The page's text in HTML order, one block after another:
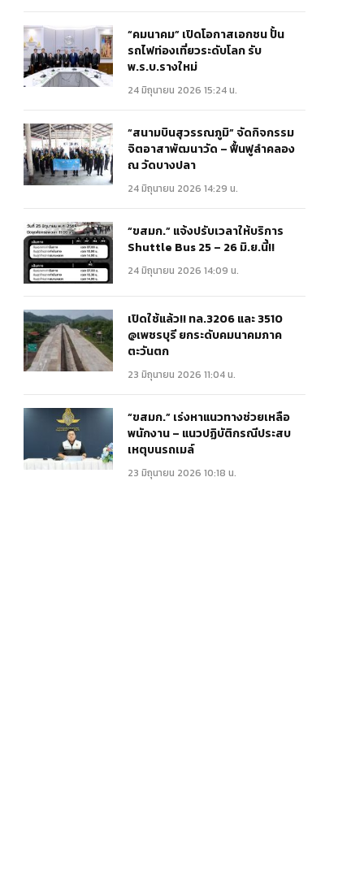
“คมนาคม” เปิดโอกาสเอกชน ปั้น
รถไฟท่องเที่ยวระดับโลก รับ
พ.ร.บ.รางใหม่
24 มิถุนายน 2026 15:24 น.
“สนามบินสุวรรณภูมิ” จัดกิจกรรม
จิตอาสาพัฒนาวัด – ฟื้นฟูลำคลอง
ณ วัดบางปลา
24 มิถุนายน 2026 14:29 น.
“ขสมก.” แจ้งปรับเวลาให้บริการ
Shuttle Bus 25 – 26 มิ.ย.นี้!!
24 มิถุนายน 2026 14:09 น.
เปิดใช้แล้ว!! ทล.3206 และ 3510
@เพชรบุรี ยกระดับคมนาคมภาค
ตะวันตก
23 มิถุนายน 2026 11:04 น.
“ขสมก.” เร่งหาแนวทางช่วยเหลือ
พนักงาน – แนวปฏิบัติกรณีประสบ
เหตุบนรถเมล์
23 มิถุนายน 2026 10:18 น.